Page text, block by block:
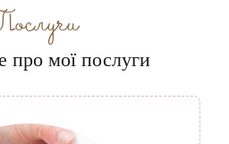
про мої послуги